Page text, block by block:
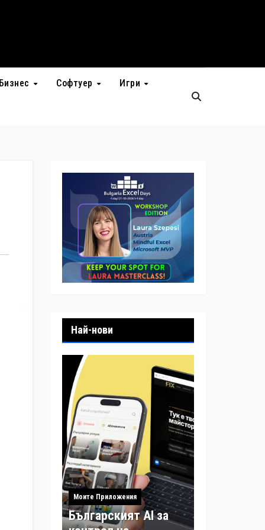
Бизнес Софтуер Игри
Най-нови
Моите Приложения
Българският AI за